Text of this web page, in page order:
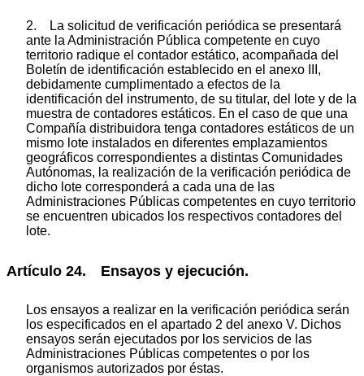
2. La solicitud de verificación periódica se presentará
ante la Administración Pública competente en cuyo
territorio radique el contador estático, acompañada del
Boletín de identificación establecido en el anexo III,
debidamente cumplimentado a efectos de la
identificación del instrumento, de su titular, del lote y de la
muestra de contadores estáticos. En el caso de que una
Compañía distribuidora tenga contadores estáticos de un
mismo lote instalados en diferentes emplazamientos
geográficos correspondientes a distintas Comunidades
Autónomas, la realización de la verificación periódica de
dicho lote corresponderá a cada una de las
Administraciones Públicas competentes en cuyo territorio
se encuentren ubicados los respectivos contadores del
lote.
Artículo 24. Ensayos y ejecución.
Los ensayos a realizar en la verificación periódica serán
los especificados en el apartado 2 del anexo V. Dichos
ensayos serán ejecutados por los servicios de las
Administraciones Públicas competentes o por los
organismos autorizados por éstas.